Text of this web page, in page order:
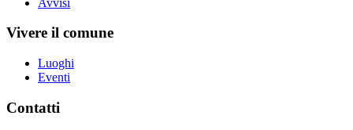
Vivere il comune
Luoghi
Eventi
Contatti